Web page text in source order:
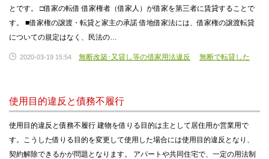
とです。 □借家の転借 借家権者（借家人）が借家を第三者に賃貸することで
す。 ■借家権の譲渡・転貸と家主の承諾 借地借家法には、借家権の譲渡転貸
についての規定はなく、民法の…
2020-03-19 15:54 無断改築･又貸し等の借家用法違反 無断で転貸した
使用目的違反と債務不履行
使用目的違反と債務不履行 建物を借りる目的は主として居住用か営業用で
す。こうした借りる目的を変更して使用した場合には使用目的違反となり、
契約解除できるかが問題となります。 アパートや共同住宅で、一定の用法制